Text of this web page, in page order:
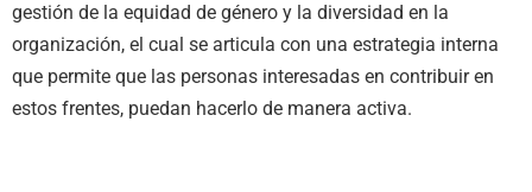
gestión de la equidad de género y la diversidad en la
organización, el cual se articula con una estrategia interna
que permite que las personas interesadas en contribuir en
estos frentes, puedan hacerlo de manera activa.